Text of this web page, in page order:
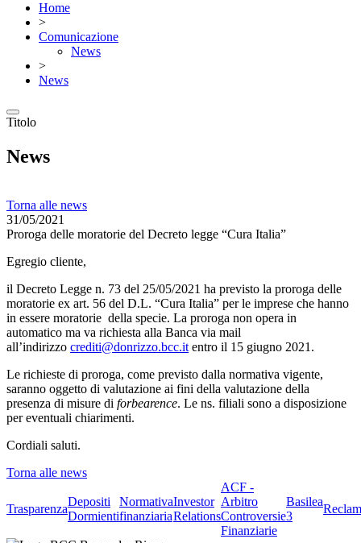
Home
>
Comunicazione
News
>
News
Titolo
News
Torna alle news
31/05/2021
Proroga delle moratorie del Decreto legge “Cura Italia”
Egregio cliente,
il Decreto Legge n. 73 del 25/05/2021 ha previsto la proroga delle
moratorie ex art. 56 del D.L. “Cura Italia” per le imprese che hanno
in essere moratorie della specie. La proroga non opera in
automatico ma va richiesta alla Banca via mail
all’indirizzo crediti@donrizzo.bcc.it entro il 15 giugno 2021.
Le richieste di proroga, come previsto dalla normativa vigente,
saranno oggetto di valutazione ai fini della valutazione della
presenza di misure di forbearence. Le ns. filiali sono a disposizione
per eventuali chiarimenti.
Cordiali saluti.
Torna alle news
Trasparenza
Depositi
Dormienti
Normativa
finanziaria
Investor
Relations
ACF -
Arbitro
Controversie
Finanziarie
Basilea
3